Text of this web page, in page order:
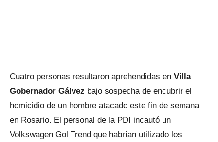
Cuatro personas resultaron aprehendidas en Villa
Gobernador Gálvez bajo sospecha de encubrir el
homicidio de un hombre atacado este fin de semana
en Rosario. El personal de la PDI incautó un
Volkswagen Gol Trend que habrían utilizado los